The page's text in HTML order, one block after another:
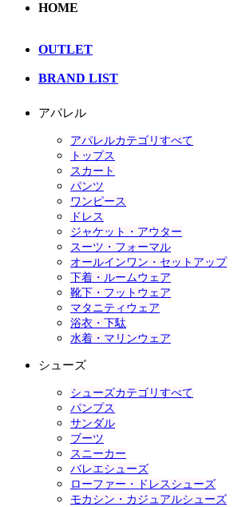
HOME
OUTLET
BRAND LIST
アパレル
アパレルカテゴリすべて
トップス
スカート
パンツ
ワンピース
ドレス
ジャケット・アウター
スーツ・フォーマル
オールインワン・セットアップ
下着・ルームウェア
靴下・フットウェア
マタニティウェア
浴衣・下駄
水着・マリンウェア
シューズ
シューズカテゴリすべて
パンプス
サンダル
ブーツ
スニーカー
バレエシューズ
ローファー・ドレスシューズ
モカシン・カジュアルシューズ